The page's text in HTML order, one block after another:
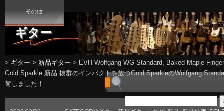
その他
ギター
> ギター > 新品ギター > EVH Wolfgang WG Standard, Baked Maple
Gold Sparkle 新品 抜群のインパクトを放つGold SparkleのWolfgang
荷しました！